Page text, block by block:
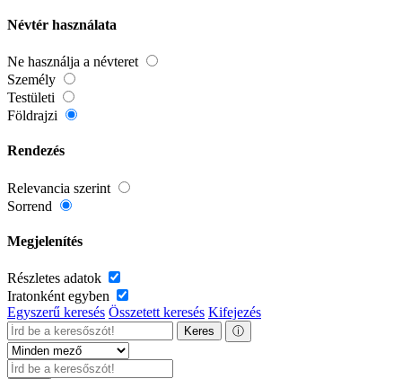
Névtér használata
Ne használja a névteret
Személy
Testületi
Földrajzi
Rendezés
Relevancia szerint
Sorrend
Megjelenítés
Részletes adatok
Iratonként egyben
Egyszerű keresés Összetett keresés Kifejezés
Keres ⓘ